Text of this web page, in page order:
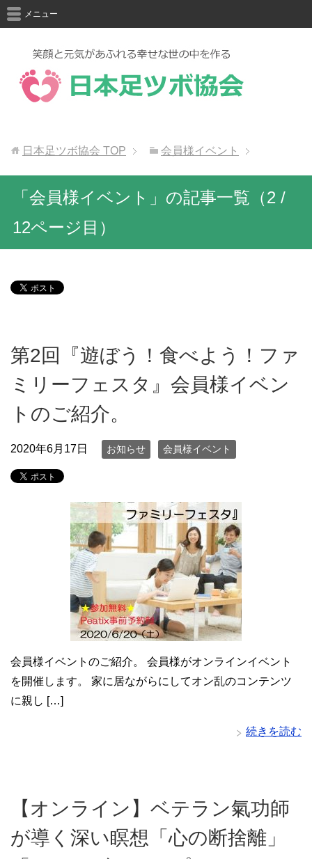
メニュー
日本足ツボ協会 TOP 会員様イベント
「会員様イベント」の記事一覧（2 /
12ページ目）
第2回『遊ぼう！食べよう！ファ
ミリーフェスタ』会員様イベン
トのご紹介。
2020年6月17日 お知らせ 会員様イベント
会員様イベントのご紹介。 会員様がオンラインイベント
を開催します。 家に居ながらにしてオン乱のコンテンツ
に親し […]
続きを読む
【オンライン】ベテラン氣功師
が導く深い瞑想「心の断捨離」